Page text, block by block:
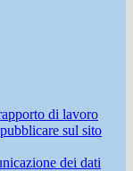
di lavoro
sul sito
dei dati